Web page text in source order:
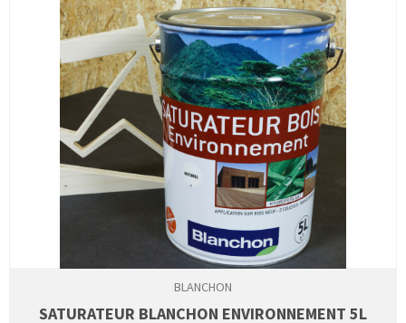
BLANCHON
SATURATEUR BLANCHON ENVIRONNEMENT 5L